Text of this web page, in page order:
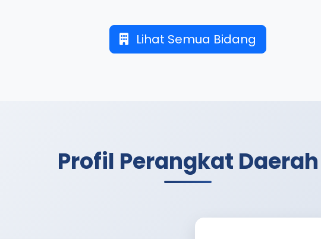
Lihat Semua Bidang
Profil Perangkat Daerah